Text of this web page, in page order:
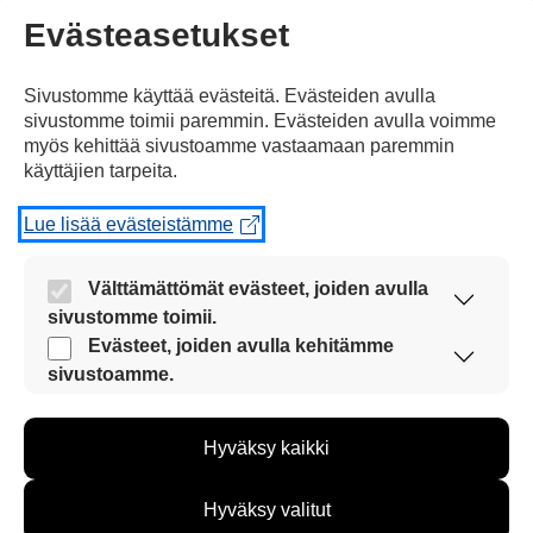
Jaa Facebookissa
Yksi kommentti artikkeliin
”Venäjä juhli voitonpäivää”
janne
seo on putinin propaganda
Evästeasetukset
Sivustomme käyttää evästeitä. Evästeiden avulla
sivustomme toimii paremmin. Evästeiden avulla voimme
myös kehittää sivustoamme vastaamaan paremmin
käyttäjien tarpeita.
Lue lisää evästeistämme
Välttämättömät evästeet, joiden avulla
sivustomme toimii.
Nämä evästeet ovat aina käytössä, jotta
sivustoamme voi käyttää sujuvasti ja turvallisesti.
Evästeet, joiden avulla kehitämme
sivustoamme.
kehittää sivustoamme vastaamaan paremmin
kävijämääristä ja siitä, mitä sivuja käytetään ja
miten sivuilla liikutaan. Emme kuitenkaan kerää
Hyväksy kaikki
Hyväksy valitut